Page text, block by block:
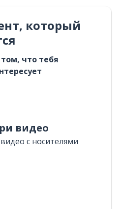
который
что тебя
видео
с носителями